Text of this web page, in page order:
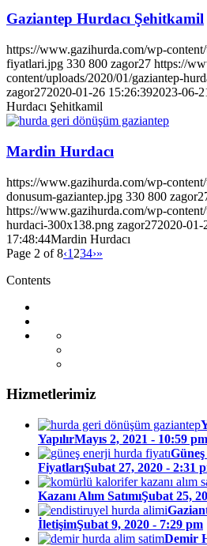
Gaziantep Hurdacı Şehitkamil
https://www.gazihurda.com/wp-
fiyatlari.jpg 330 800 zagor27 https://
content/uploads/2020/01/gaziantep-
zagor272020-01-26 15:26:392023-06-
Hurdacı Şehitkamil
Mardin Hurdacı
https://www.gazihurda.com/wp-
donusum-gaziantep.jpg 330 800
https://www.gazihurda.com/wp-
hurdaci-300x138.png zagor272020-01-
17:48:44Mardin Hurdacı
Page 2 of 8‹1 234›»
Contents
Hizmetlerimiz
YapılırMayıs 2, 2021 - 10:59 pm
FiyatlarıŞubat 27, 2020 - 2:31
Kazanı Alım SatımıŞubat 25,
İletişimŞubat 9, 2020 - 7:29 pm
Demir